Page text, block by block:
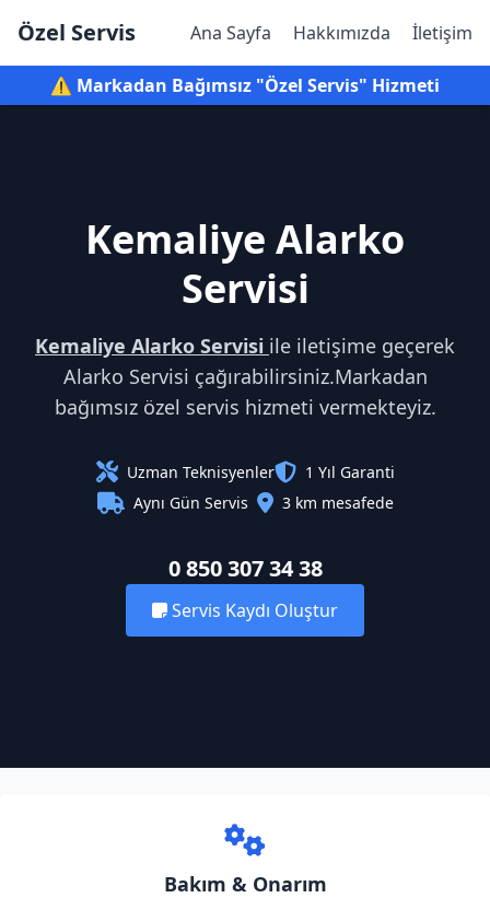
Özel Servis Ana Sayfa Hakkımızda İletişim
⚠️ Markadan Bağımsız "Özel Servis" Hizmeti
Kemaliye Alarko
Servisi
Kemaliye Alarko Servisi ile iletişime geçerek
Alarko Servisi çağırabilirsiniz.Markadan
bağımsız özel servis hizmeti vermekteyiz.
Uzman Teknisyenler
1 Yıl Garanti
Aynı Gün Servis
3 km mesafede
0 850 307 34 38
Servis Kaydı Oluştur
Bakım & Onarım